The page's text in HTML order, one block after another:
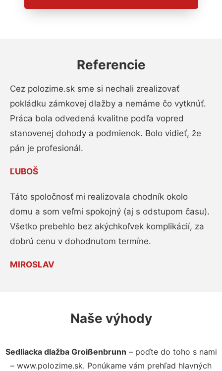
Referencie
Cez polozime.sk sme si nechali zrealizovať
pokládku zámkovej dlažby a nemáme čo vytknúť.
Práca bola odvedená kvalitne podľa vopred
stanovenej dohody a podmienok. Bolo vidieť, že
pán je profesionál.
ĽUBOŠ
Táto spoločnosť mi realizovala chodník okolo
domu a som veľmi spokojný (aj s odstupom času).
Všetko prebehlo bez akýchkoľvek komplikácií, za
dobrú cenu v dohodnutom termíne.
MIROSLAV
Naše výhody
Sedliacka dlažba Groißenbrunn – poďte do toho s nami
– www.polozime.sk. Ponúkame vám prehľad hlavných